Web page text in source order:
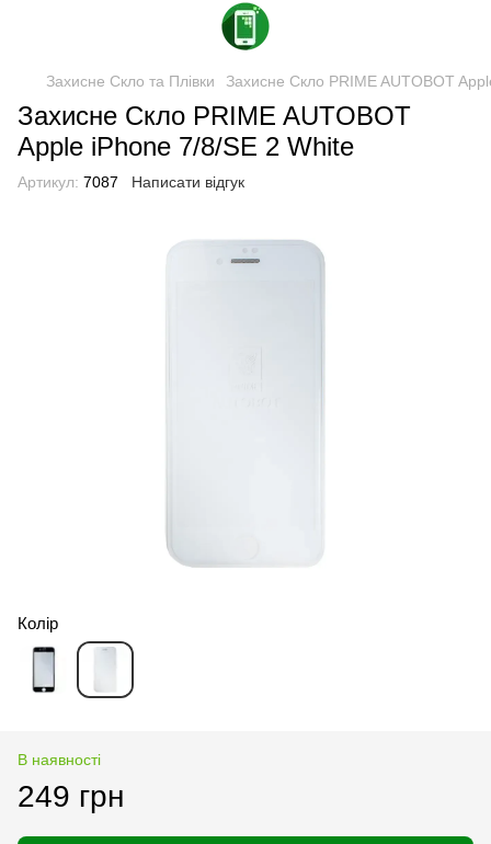
Захисне Скло та Плівки Захисне Скло PRIME AUTOBOT
Захисне Скло PRIME AUTOBOT
Apple iPhone 7/8/SE 2 White
Артикул: 7087 Написати відгук
Колір
В наявності
249 грн